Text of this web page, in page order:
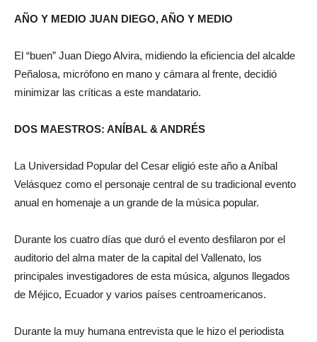
AÑO Y MEDIO JUAN DIEGO, AÑO Y MEDIO
El “buen” Juan Diego Alvira, midiendo la eficiencia del alcalde
Peñalosa, micrófono en mano y cámara al frente, decidió
minimizar las críticas a este mandatario.
DOS MAESTROS: ANÍBAL & ANDRÉS
La Universidad Popular del Cesar eligió este año a Aníbal
Velásquez como el personaje central de su tradicional evento
anual en homenaje a un grande de la música popular.
Durante los cuatro días que duró el evento desfilaron por el
auditorio del alma mater de la capital del Vallenato, los
principales investigadores de esta música, algunos llegados
de Méjico, Ecuador y varios países centroamericanos.
Durante la muy humana entrevista que le hizo el periodista